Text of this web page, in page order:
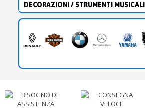
DECORAZIONI / STRUMENTI MUSICALI